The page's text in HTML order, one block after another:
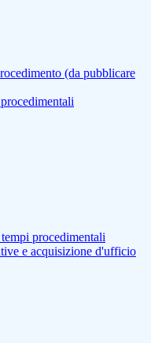
(da pubblicare
procedimentali
e acquisizione d'ufficio